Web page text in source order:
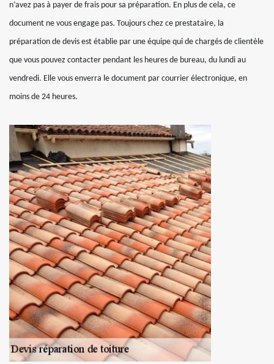
n’avez pas à payer de frais pour sa préparation. En plus de cela, ce
document ne vous engage pas. Toujours chez ce prestataire, la
préparation de devis est établie par une équipe qui de chargés de clientèle
que vous pouvez contacter pendant les heures de bureau, du lundi au
vendredi. Elle vous enverra le document par courrier électronique, en
moins de 24 heures.